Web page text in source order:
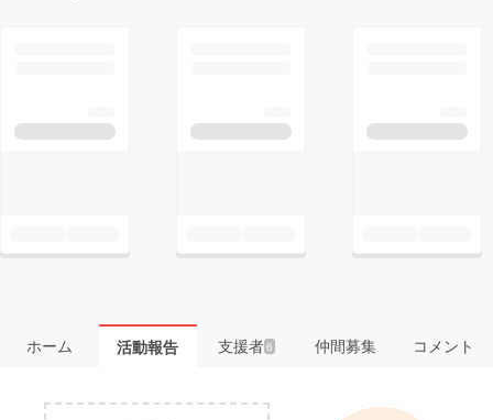
ホーム 活動報告 支援者6 仲間募集 コメント